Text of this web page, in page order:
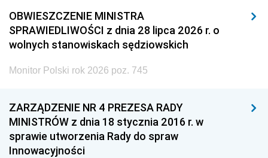
OBWIESZCZENIE MINISTRA
SPRAWIEDLIWOŚCI z dnia 28 lipca 2026 r. o
wolnych stanowiskach sędziowskich
Monitor Polski rok 2026 poz. 745
ZARZĄDZENIE NR 4 PREZESA RADY
MINISTRÓW z dnia 18 stycznia 2016 r. w
sprawie utworzenia Rady do spraw
Innowacyjności